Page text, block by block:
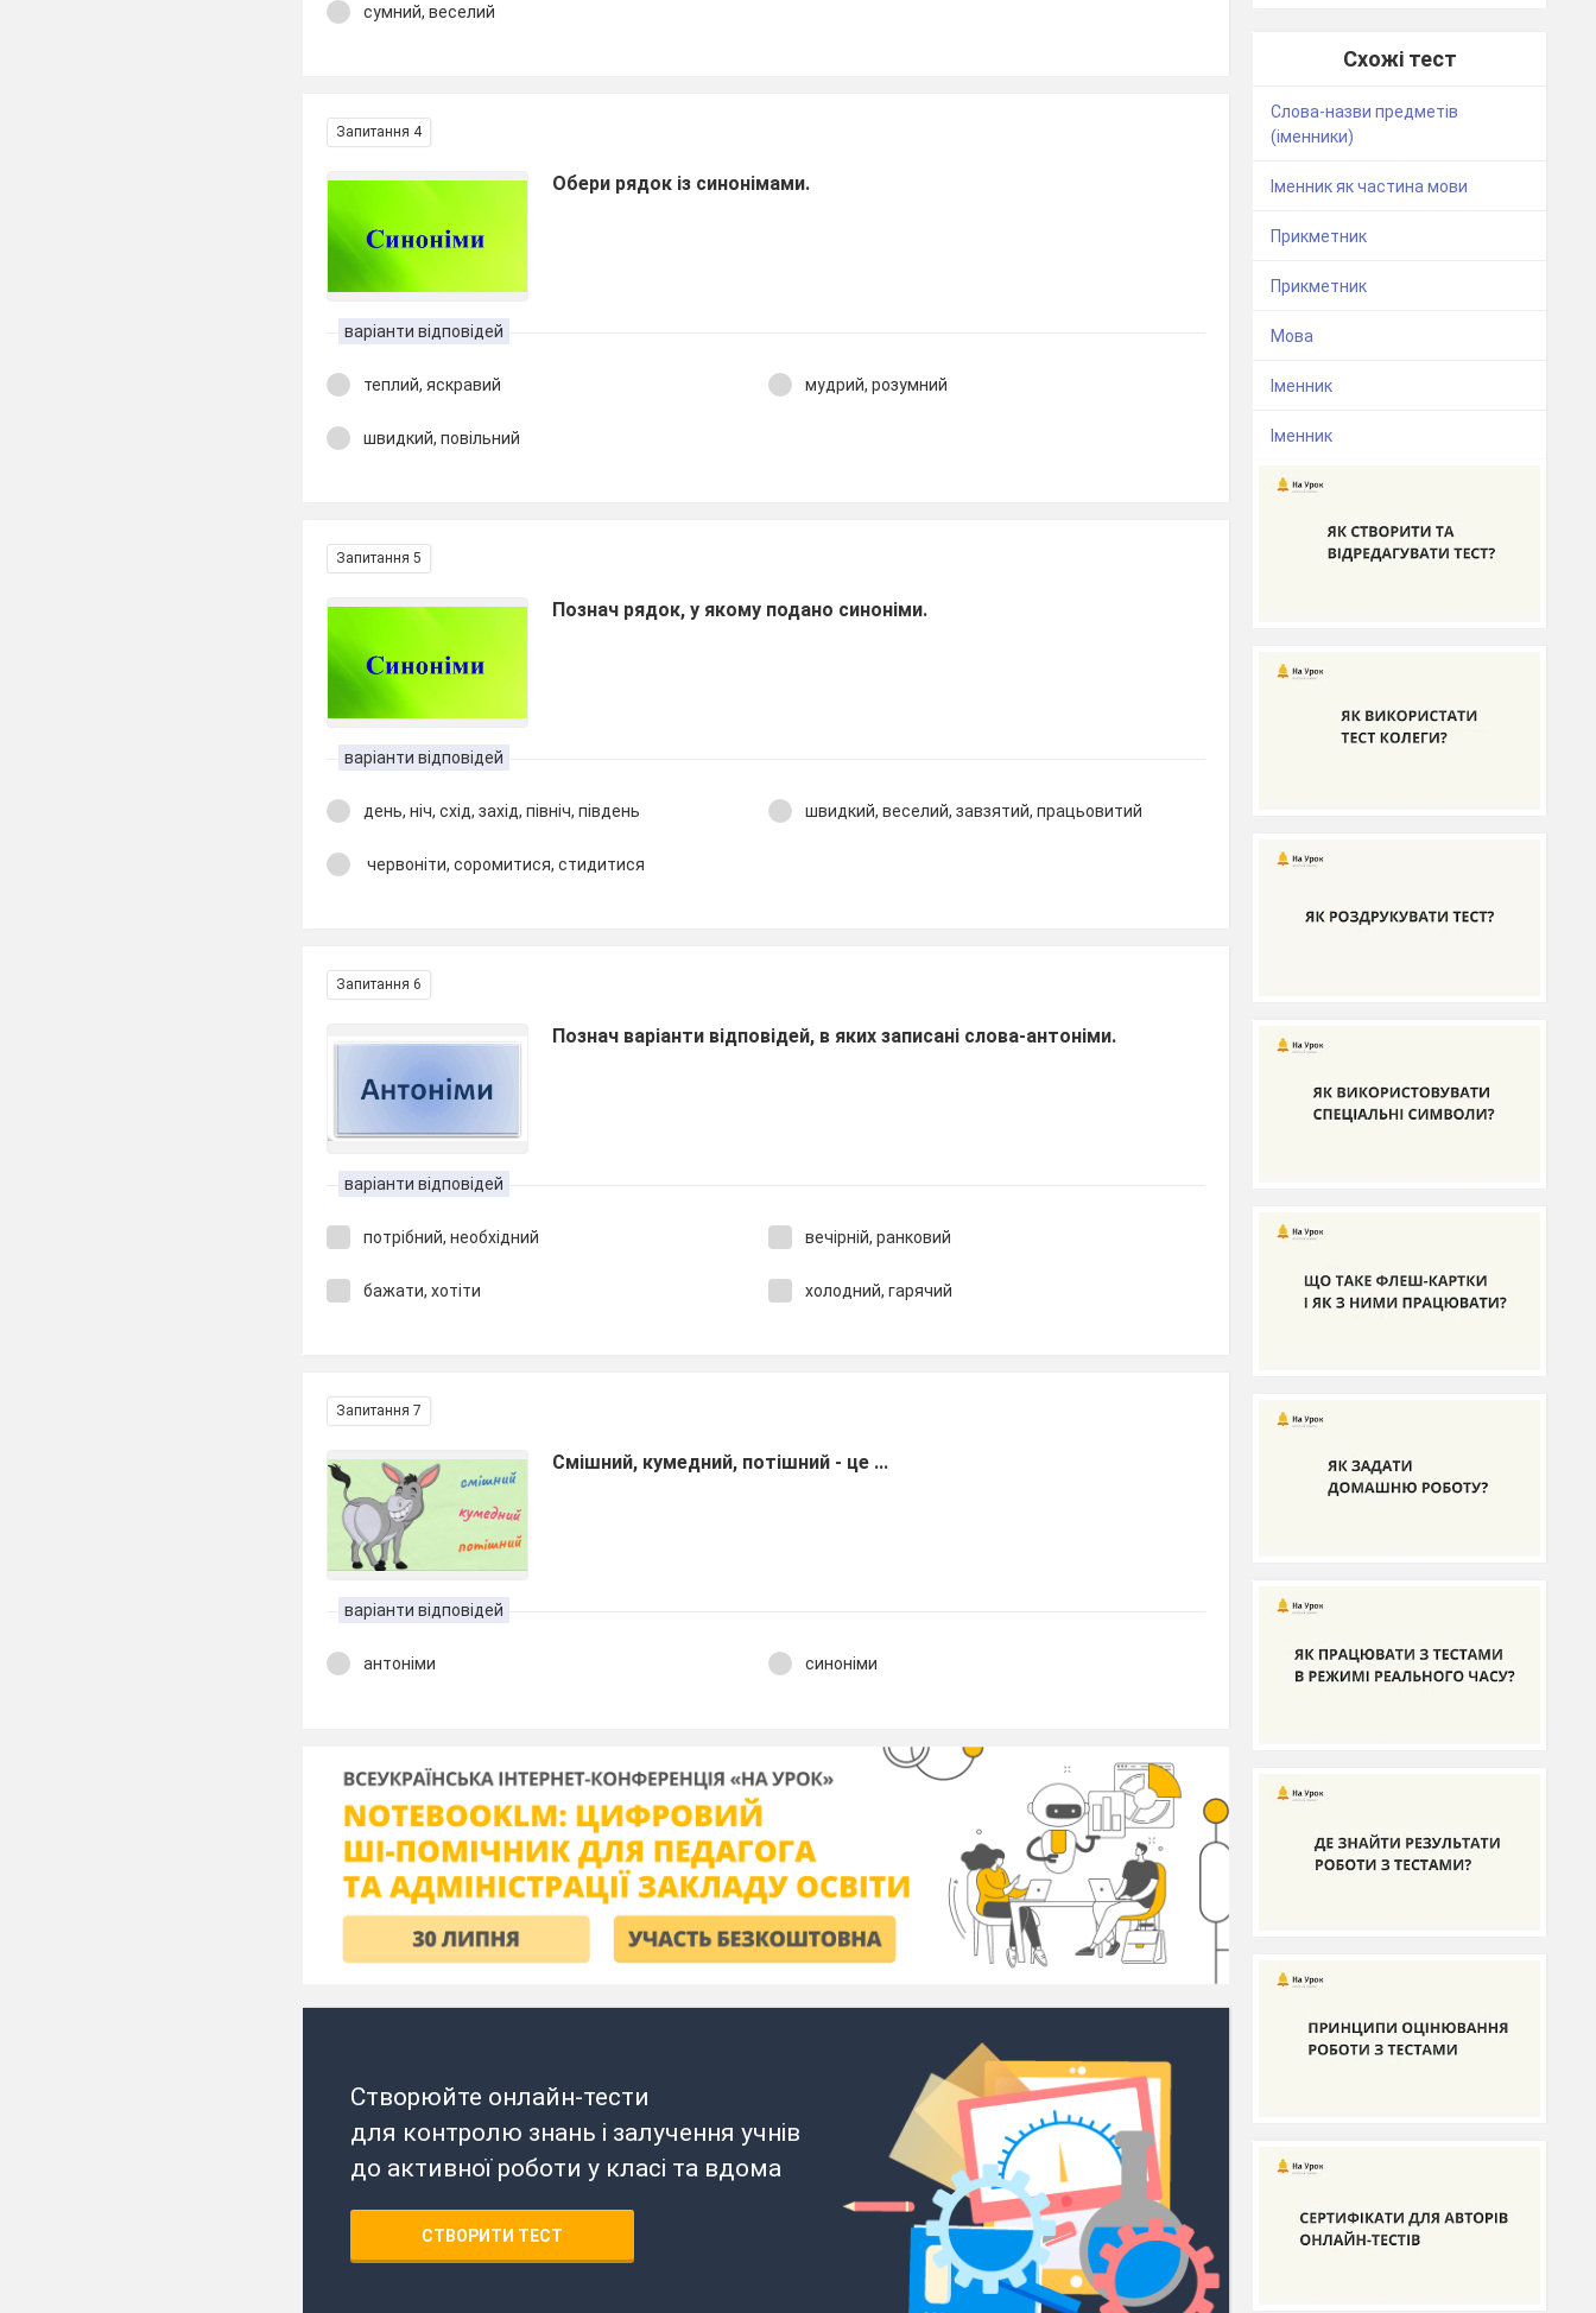
сумний, веселий
Запитання 4
Обери рядок із синонімами.
варіанти відповідей
теплий, яскравий мудрий, розумний
швидкий, повільний
Запитання 5
Познач рядок, у якому подано синоніми.
варіанти відповідей
день, ніч, схід, захід, північ, південь швидкий, веселий, завзятий, працьовитий
червоніти, соромитися, стидитися
Запитання 6
Познач варіанти відповідей, в яких записані слова-антоніми.
варіанти відповідей
потрібний, необхідний вечірній, ранковий
бажати, хотіти холодний, гарячий
Запитання 7
Смішний, кумедний, потішний - це ...
варіанти відповідей
антоніми синоніми
Створюйте онлайн-тести
для контролю знань і залучення учнів
до активної роботи у класі та вдома
СТВОРИТИ ТЕСТ
Схожі тест
Слова-назви предметів
(іменники)
Іменник як частина мови
Прикметник
Прикметник
Мова
Іменник
Іменник